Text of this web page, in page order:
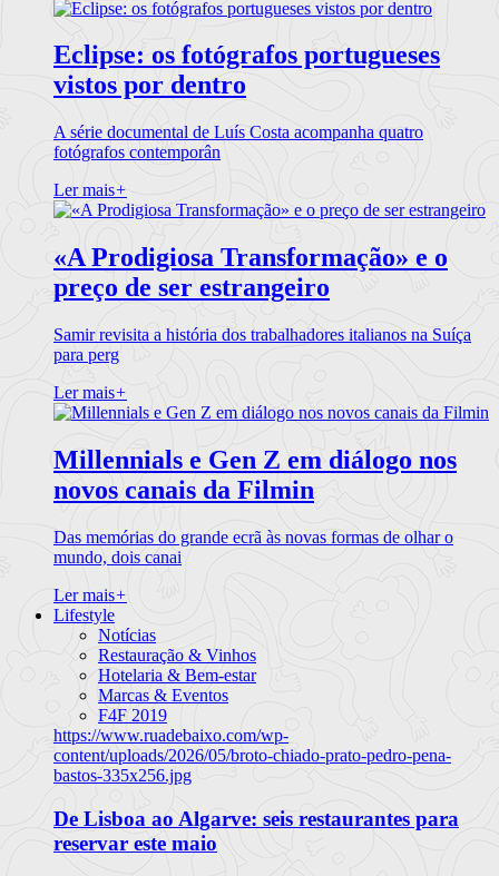
Eclipse: os fotógrafos portugueses
vistos por dentro
A série documental de Luís Costa acompanha quatro
fotógrafos contemporân
Ler mais+
«A Prodigiosa Transformação» e o
preço de ser estrangeiro
Samir revisita a história dos trabalhadores italianos na Suíça
para perg
Ler mais+
Millennials e Gen Z em diálogo nos
novos canais da Filmin
Das memórias do grande ecrã às novas formas de olhar o
mundo, dois canai
Ler mais+
Lifestyle
Notícias
Restauração & Vinhos
Hotelaria & Bem-estar
Marcas & Eventos
F4F 2019
https://www.ruadebaixo.com/wp-
content/uploads/2026/05/broto-chiado-prato-pedro-pena-
bastos-335x256.jpg
De Lisboa ao Algarve: seis restaurantes para
reservar este maio